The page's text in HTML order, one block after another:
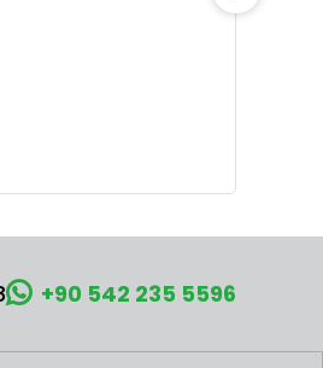
+90 542 235 5596